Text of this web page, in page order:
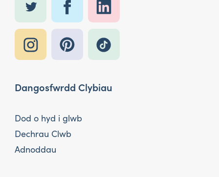
Dangosfwrdd Clybiau
Dod o hyd i glwb
Dechrau Clwb
Adnoddau